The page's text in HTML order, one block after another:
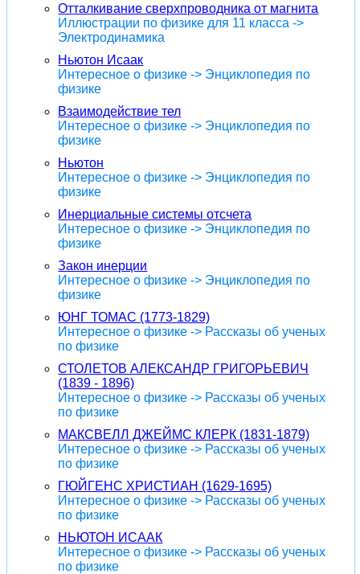
Отталкивание сверхпроводника от магнита
Иллюстрации по физике для 11 класса ->
Электродинамика
Ньютон Исаак
Интересное о физике -> Энциклопедия по
физике
Взаимодействие тел
Интересное о физике -> Энциклопедия по
физике
Ньютон
Интересное о физике -> Энциклопедия по
физике
Инерциальные системы отсчета
Интересное о физике -> Энциклопедия по
физике
Закон инерции
Интересное о физике -> Энциклопедия по
физике
ЮНГ ТОМАС (1773-1829)
Интересное о физике -> Рассказы об ученых
по физике
СТОЛЕТОВ АЛЕКСАНДР ГРИГОРЬЕВИЧ
(1839 - 1896)
Интересное о физике -> Рассказы об ученых
по физике
МАКСВЕЛЛ ДЖЕЙМС КЛЕРК (1831-1879)
Интересное о физике -> Рассказы об ученых
по физике
ГЮЙГЕНС ХРИСТИАН (1629-1695)
Интересное о физике -> Рассказы об ученых
по физике
НЬЮТОН ИСААК
Интересное о физике -> Рассказы об ученых
по физике